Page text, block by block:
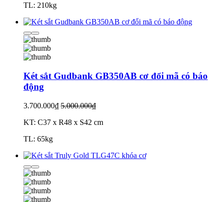
TL: 210kg
Két sắt Gudbank GB350AB cơ đổi mã có báo
động
3.700.000₫ 5.000.000₫
KT: C37 x R48 x S42 cm
TL: 65kg